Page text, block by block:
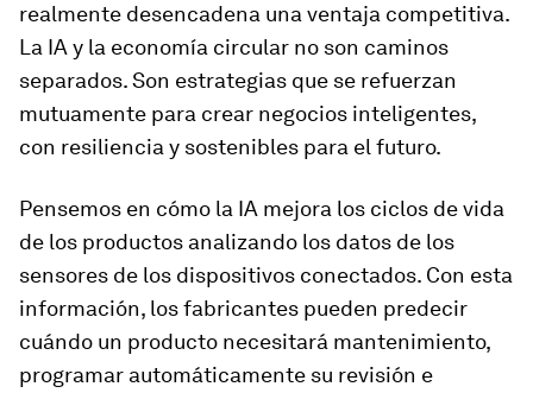
realmente desencadena una ventaja competitiva.
La IA y la economía circular no son caminos
separados. Son estrategias que se refuerzan
mutuamente para crear negocios inteligentes,
con resiliencia y sostenibles para el futuro.
Pensemos en cómo la IA mejora los ciclos de vida
de los productos analizando los datos de los
sensores de los dispositivos conectados. Con esta
información, los fabricantes pueden predecir
cuándo un producto necesitará mantenimiento,
programar automáticamente su revisión e